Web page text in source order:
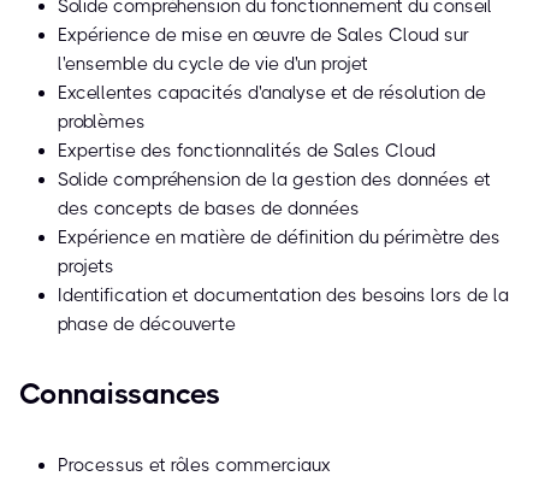
Solide compréhension du fonctionnement du conseil
Expérience de mise en œuvre de Sales Cloud sur
l'ensemble du cycle de vie d'un projet
Excellentes capacités d'analyse et de résolution de
problèmes
Expertise des fonctionnalités de Sales Cloud
Solide compréhension de la gestion des données et
des concepts de bases de données
Expérience en matière de définition du périmètre des
projets
Identification et documentation des besoins lors de la
phase de découverte
Connaissances
Processus et rôles commerciaux